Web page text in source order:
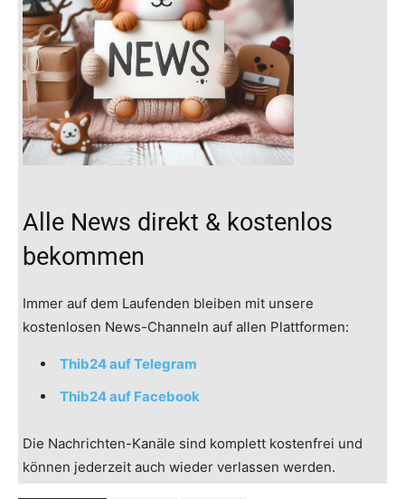
Alle News direkt & kostenlos
bekommen
Immer auf dem Laufenden bleiben mit unsere
kostenlosen News-Channeln auf allen Plattformen:
Thib24 auf Telegram
Thib24 auf Facebook
Die Nachrichten-Kanäle sind komplett kostenfrei und
können jederzeit auch wieder verlassen werden.